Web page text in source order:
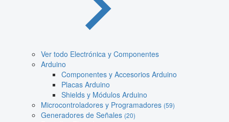
Ver todo Electrónica y Componentes
Arduino
Componentes y Accesorios Arduino
Placas Arduino
Shields y Módulos Arduino
Microcontroladores y Programadores (59)
Generadores de Señales (20)